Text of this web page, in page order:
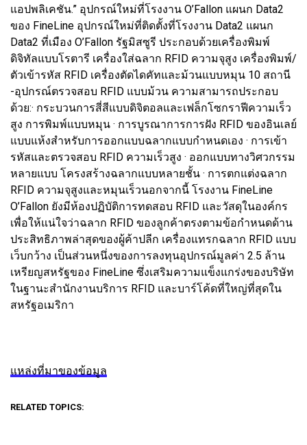
แอปพลิเคชัน.” อุปกรณ์ใหม่ที่โรงงาน O’Fallon แผนก Data2
ของ FineLine อุปกรณ์ใหม่ที่ติดตั้งที่โรงงาน Data2 แผนก
Data2 ที่เมือง O’Fallon รัฐมิสซูรี ประกอบด้วยเครื่องพิมพ์
ดิจิทัลแบบโรตารี เครื่องใส่ฉลาก RFID ความจุสูง เครื่องพิมพ์/
ตัวเข้ารหัส RFID เครื่องตัดไดคัทและม้วนแบบหมุน 10 สถานี
-อุปกรณ์ตรวจสอบ RFID แบบม้วน ความสามารถประกอบ
ด้วย:· กระบวนการสี่สีแบบดิจิตอลและเฟล็กโซกราฟีความเร็ว
สูง การพิมพ์แบบหมุน · การบูรณาการการฝัง RFID ของอินเลย์
แบบแห้งสำหรับการออกแบบฉลากแบบกำหนดเอง · การเข้า
รหัสและตรวจสอบ RFID ความเร็วสูง · ออกแบบทางวิศวกรรม
หลายแบบ โครงสร้างฉลากแบบหลายชั้น · การตกแต่งฉลาก
RFID ความจุสูงและหมุนเร็วนอกจากนี้ โรงงาน FineLine
O’Fallon ยังมีห้องปฏิบัติการทดสอบ RFID และวัสดุในองค์กร
เพื่อให้แน่ใจว่าฉลาก RFID ของลูกค้าตรงตามข้อกำหนดด้าน
ประสิทธิภาพล่าสุดของผู้ค้าปลีก เครื่องแทรกฉลาก RFID แบบ
เว็บกว้าง เป็นส่วนหนึ่งของการลงทุนอุปกรณ์มูลค่า 2.5 ล้าน
เหรียญสหรัฐของ FineLine ซึ่งเสริมความแข็งแกร่งของบริษัท
ในฐานะสำนักงานบริการ RFID และบาร์โค้ดที่ใหญ่ที่สุดใน
สหรัฐอเมริกา
แหล่งที่มาของข้อมูล
RELATED TOPICS: